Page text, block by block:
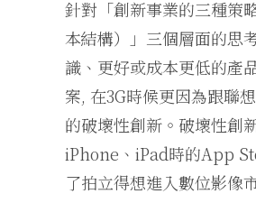
針對「創新事業的三種策
本結構）」三個層面的思
識、更好或成本更低的產
案, 在3G時候更因為跟聯
的破壞性創新。破壞性創
iPhone、iPad時的App
了拍立得想進入數位影像